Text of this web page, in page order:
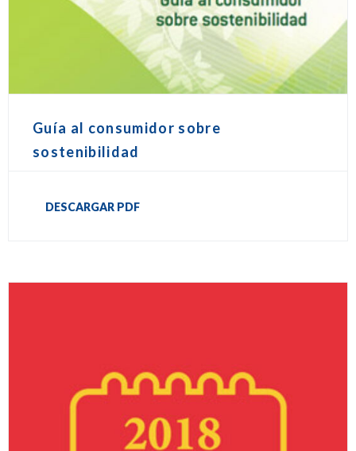
Guía al consumidor sobre
sostenibilidad
DESCARGAR PDF